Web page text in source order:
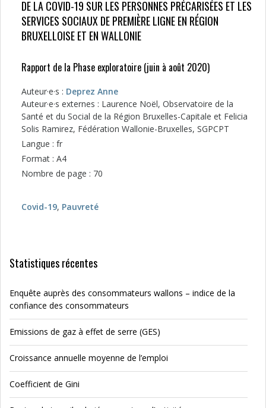
DE LA COVID-19 SUR LES PERSONNES PRÉCARISÉES ET LES
SERVICES SOCIAUX DE PREMIÈRE LIGNE EN RÉGION
BRUXELLOISE ET EN WALLONIE
Rapport de la Phase exploratoire (juin à août 2020)
Auteur·e·s : Deprez Anne
Auteur·e·s externes : Laurence Noël, Observatoire de la
Santé et du Social de la Région Bruxelles-Capitale et Felicia
Solis Ramirez, Fédération Wallonie-Bruxelles, SGPCPT
Langue : fr
Format : A4
Nombre de page : 70
Covid-19, Pauvreté
Statistiques récentes
Enquête auprès des consommateurs wallons – indice de la
confiance des consommateurs
Emissions de gaz à effet de serre (GES)
Croissance annuelle moyenne de l’emploi
Coefficient de Gini